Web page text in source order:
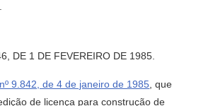
DE 1 DE FEVEREIRO DE 1985.
9.842, de 4 de janeiro de 1985 , que
de licença para construção de